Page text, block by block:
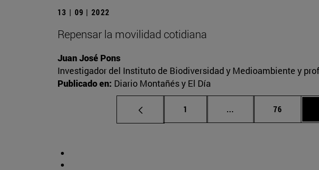
13 | 09 | 2022
Repensar la movilidad cotidiana
Juan José Pons
Investigador del Instituto de Biodiversidad y Medioambiente y
Publicado en: Diario Montañés y El Día
Página
1 ... Páginas intermedias
Página
76